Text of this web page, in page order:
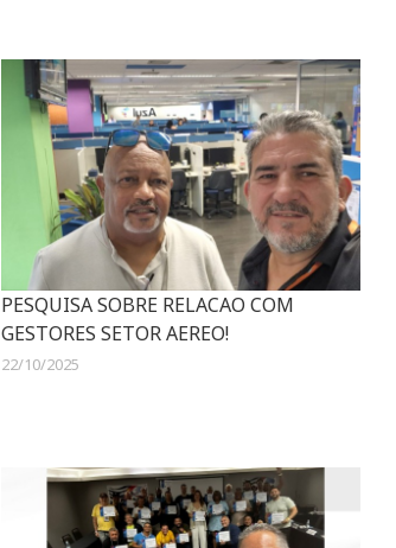
PESQUISA SOBRE RELACAO COM
GESTORES SETOR AEREO!
22/10/2025